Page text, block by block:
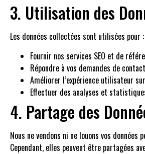
3. Utilisation des
Les données collectées sont utilisées pour :
Fournir nos services SEO et de
Répondre à vos demandes de contact
Améliorer l’expérience utilisateur
Effectuer des analyses et
4. Partage des
Nous ne vendons ni ne louons vos données
Cependant, elles peuvent être partagées